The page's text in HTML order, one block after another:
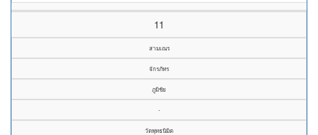
11
สามเณร
จักรภัทร
ภูมิชัย
-
วัดพุทธนิมิต